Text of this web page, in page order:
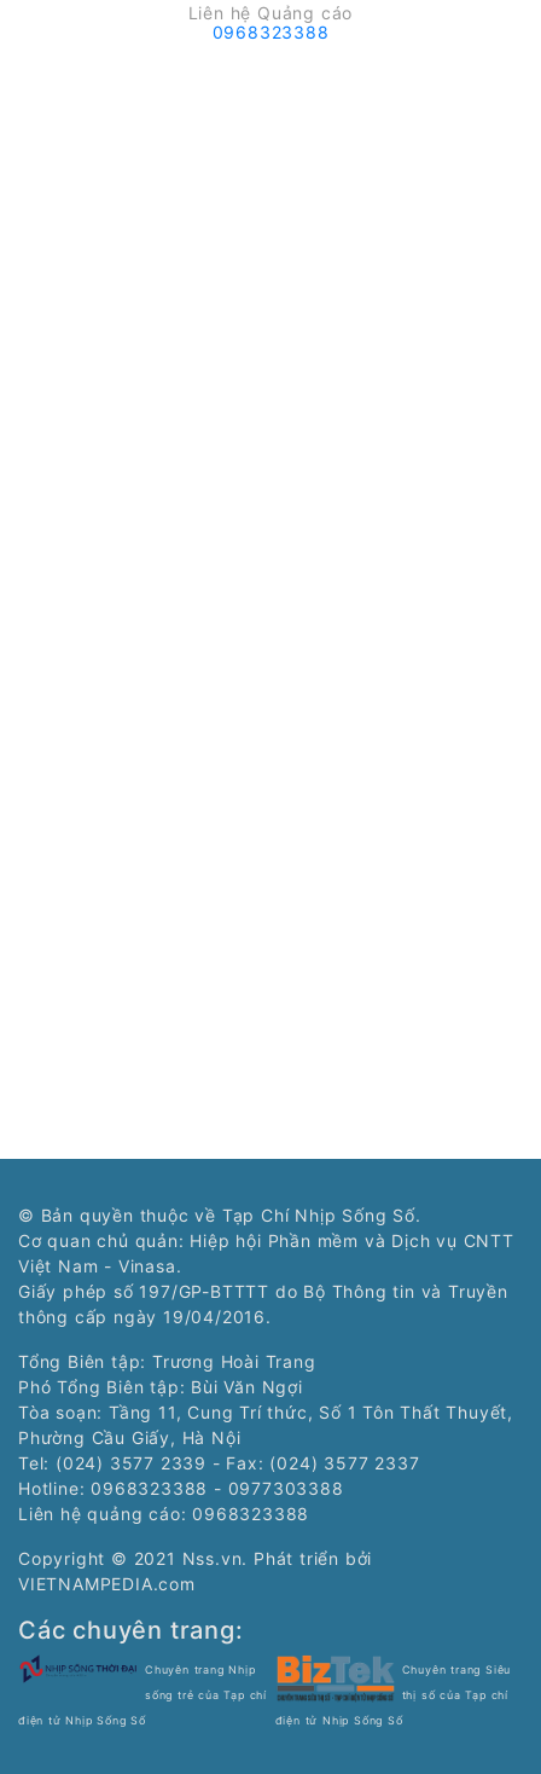
Liên hệ Quảng cáo
0968323388
© Bản quyền thuộc về Tạp Chí Nhịp Sống Số.
Cơ quan chủ quản: Hiệp hội Phần mềm và Dịch vụ CNTT
Việt Nam - Vinasa.
Giấy phép số 197/GP-BTTTT do Bộ Thông tin và Truyền
thông cấp ngày 19/04/2016.
Tổng Biên tập: Trương Hoài Trang
Phó Tổng Biên tập: Bùi Văn Ngợi
Tòa soạn: Tầng 11, Cung Trí thức, Số 1 Tôn Thất Thuyết,
Phường Cầu Giấy, Hà Nội
Tel: (024) 3577 2339 - Fax: (024) 3577 2337
Hotline: 0968323388 - 0977303388
Liên hệ quảng cáo: 0968323388
Copyright © 2021 Nss.vn. Phát triển bởi
VIETNAMPEDIA.com
Các chuyên trang:
Chuyên trang Nhịp
sống trẻ của Tạp chí
điện tử Nhịp Sống Số
Chuyên trang Siêu
thị số của Tạp chí
điện tử Nhịp Sống Số